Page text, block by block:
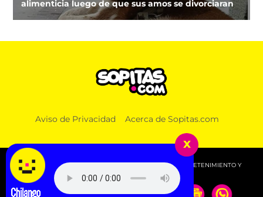
alimenticia luego de que sus amos se divorciaran
Aviso de Privacidad Acerca de Sopitas.com
© 2026 SOPITAS.COM - MÚSICA, NOTICIAS, DEPORTES, ENTRETENIMIENTO Y
MÁS!.
x